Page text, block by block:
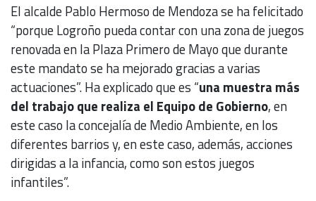
El alcalde Pablo Hermoso de Mendoza se ha felicitado
“porque Logroño pueda contar con una zona de juegos
renovada en la Plaza Primero de Mayo que durante
este mandato se ha mejorado gracias a varias
actuaciones”. Ha explicado que es “una muestra más
del trabajo que realiza el Equipo de Gobierno, en
este caso la concejalía de Medio Ambiente, en los
diferentes barrios y, en este caso, además, acciones
dirigidas a la infancia, como son estos juegos
infantiles”.